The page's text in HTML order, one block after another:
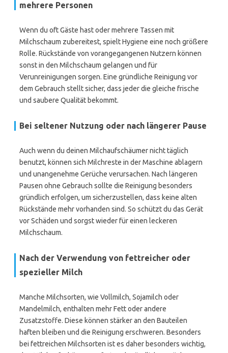
mehrere Personen
Wenn du oft Gäste hast oder mehrere Tassen mit
Milchschaum zubereitest, spielt Hygiene eine noch größere
Rolle. Rückstände von vorangegangenen Nutzern können
sonst in den Milchschaum gelangen und für
Verunreinigungen sorgen. Eine gründliche Reinigung vor
dem Gebrauch stellt sicher, dass jeder die gleiche frische
und saubere Qualität bekommt.
Bei seltener Nutzung oder nach längerer Pause
Auch wenn du deinen Milchaufschäumer nicht täglich
benutzt, können sich Milchreste in der Maschine ablagern
und unangenehme Gerüche verursachen. Nach längeren
Pausen ohne Gebrauch sollte die Reinigung besonders
gründlich erfolgen, um sicherzustellen, dass keine alten
Rückstände mehr vorhanden sind. So schützt du das Gerät
vor Schäden und sorgst wieder für einen leckeren
Milchschaum.
Nach der Verwendung von fettreicher oder
spezieller Milch
Manche Milchsorten, wie Vollmilch, Sojamilch oder
Mandelmilch, enthalten mehr Fett oder andere
Zusatzstoffe. Diese können stärker an den Bauteilen
haften bleiben und die Reinigung erschweren. Besonders
bei fettreichen Milchsorten ist es daher besonders wichtig,